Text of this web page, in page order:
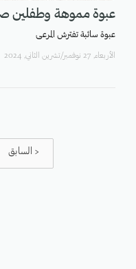
عبوة مموهة وطفلين
عبوة سائبة تفترش المرعى
اﻷربعاء, 27 نوفمبر/تشرين الثاني, 2024
< السابق